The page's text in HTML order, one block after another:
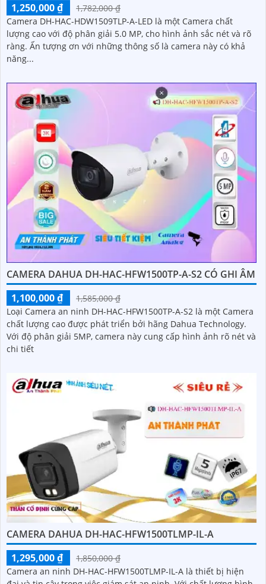
1,250,000 ₫
1,782,000 ₫
Camera DH-HAC-HDW1509TLP-A-LED là một Camera chất
lượng cao với độ phân giải 5.0 MP, cho hình ảnh sắc nét và rõ
ràng. Ấn tượng ơn với những thông số là camera này có khả
năng...
CAMERA DAHUA DH-HAC-HFW1500TP-A-S2 CÓ GHI ÂM
1,100,000 ₫
1,585,000 ₫
Loại Camera an ninh DH-HAC-HFW1500TP-A-S2 là một Camera
chất lượng cao được phát triển bởi hãng Dahua Technology.
Với độ phân giải 5MP, camera này cung cấp hình ảnh rõ nét và
chi tiết
CAMERA DAHUA DH-HAC-HFW1500TLMP-IL-A
1,295,000 ₫
1,850,000 ₫
Camera an ninh DH-HAC-HFW1500TLMP-IL-A là thiết bị hiện